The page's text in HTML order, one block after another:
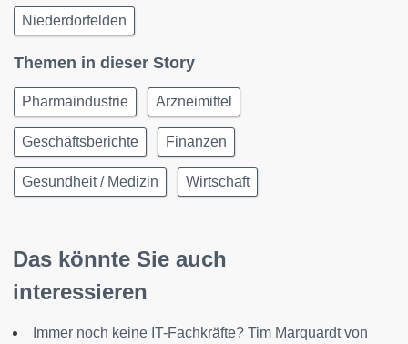
Niederdorfelden
Themen in dieser Story
Pharmaindustrie Arzneimittel
Geschäftsberichte Finanzen
Gesundheit / Medizin Wirtschaft
Das könnte Sie auch
interessieren
Immer noch keine IT-Fachkräfte? Tim Marquardt von